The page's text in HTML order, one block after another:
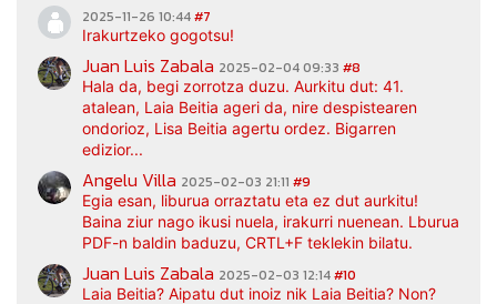
2025-11-26 10:44#7
Irakurtzeko gogotsu!
Juan Luis Zabala 2025-02-04 09:33 #8
Hala da, begi zorrotza duzu. Aurkitu dut: 41.
atalean, Laia Beitia ageri da, nire despistearen
ondorioz, Lisa Beitia agertu ordez. Bigarren
edizior...
Angelu Villa 2025-02-03 21:11 #9
Egia esan, liburua orraztatu eta ez dut aurkitu!
Baina ziur nago ikusi nuela, irakurri nuenean. Lburua
PDF-n baldin baduzu, CRTL+F teklekin bilatu.
Juan Luis Zabala 2025-02-03 12:14#10
Laia Beitia? Aipatu dut inoiz nik Laia Beitia? Non?